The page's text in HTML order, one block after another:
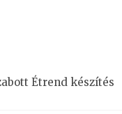
Étrend készítés